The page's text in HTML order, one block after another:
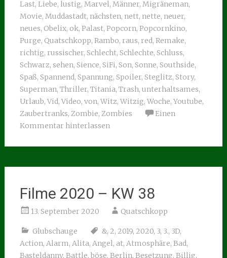
Last, Liebe, lustig, Marvel, Männer, Migräneman,
Movie, Muddastadt, nächsten, nett, nette, neuer,
neues, Obelix, ok, Palast, Popcorn, Popcornkino,
Purge, Quatschkopp, Rambo, raus, red, Remake,
richtig, russischer, Schlecht, Schlechte, Schluss,
Schwarz, sehen, Sience, SiFi, Son, Sonne, Southside,
Spaß, Spannend, Spannung, Spoiler, Steglitz, Story,
Superman, Thriller, Titania, Trash, unterhaltsames,
Urlaub, Vid, Video, von, Witz, Witzig, Woche, Youtube,
Zaubertranks, Zombie, Zombies
Einen
Kommentar hinterlassen
Filme 2020 – KW 38
13. September 2020 Quatschkopp
Glubschauge &, 2, 2019, 2020, 3, 3., 3D,
Action, Alarm, Alita, Angel, at, Atmosphäre, Bad,
Basteldanny, Battle, böse, Berlin, Besetzung, Billig,